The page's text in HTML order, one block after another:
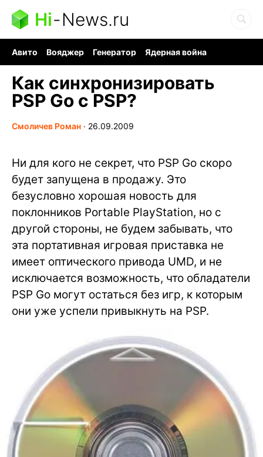
Hi-News.ru
Авито Вояджер Генератор
Ядерная война
Как синхронизировать
PSP Go с PSP?
Смоличев Роман ∙ 26.09.2009
Ни для кого не секрет, что PSP Go скоро
будет запущена в продажу. Это
безусловно хорошая новость для
поклонников Portable PlayStation, но с
другой стороны, не будем забывать, что
эта портативная игровая приставка не
имеет оптического привода UMD, и не
исключается возможность, что обладатели
PSP Go могут остаться без игр, к которым
они уже успели привыкнуть на PSP.